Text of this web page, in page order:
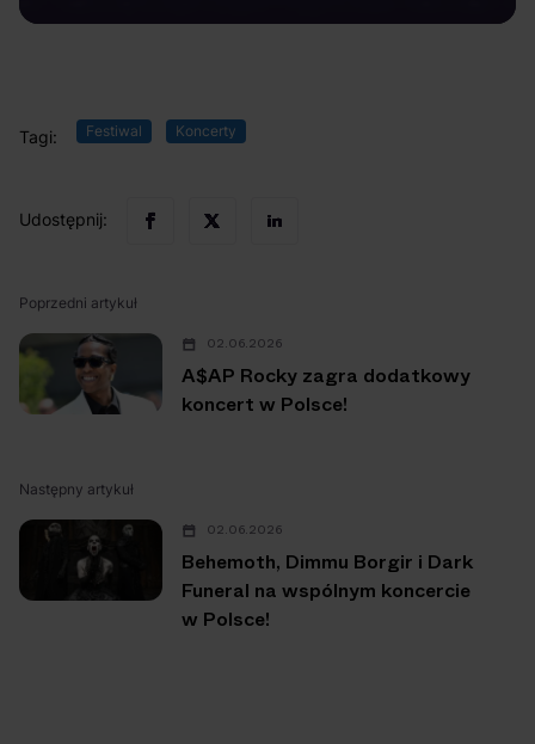
Tagi: Festiwal Koncerty
Udostępnij:
Poprzedni artykuł
02.06.2026
A$AP Rocky zagra dodatkowy
koncert w Polsce!
Następny artykuł
02.06.2026
Behemoth, Dimmu Borgir i Dark
Funeral na wspólnym koncercie
w Polsce!